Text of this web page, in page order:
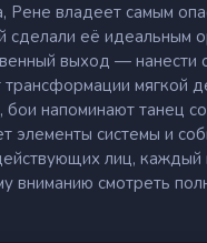
Рене владеет самым
сделали её идеальным
выход — нанести
мягкой
напоминают танец
элементы системы и
лиц, каждый
вниманию смотреть